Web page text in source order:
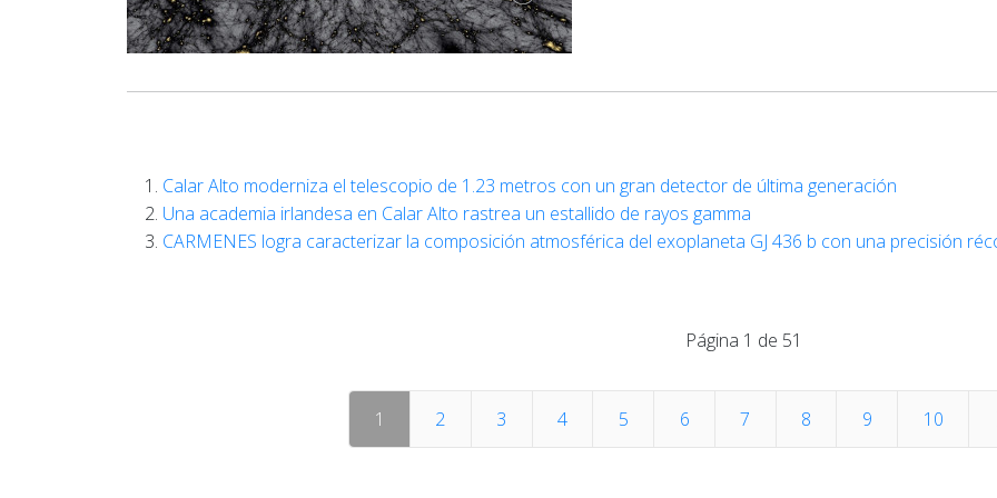
Calar Alto moderniza el telescopio de 1.23 metros con un gran detector de última generación
Una academia irlandesa en Calar Alto rastrea un estallido de rayos gamma
CARMENES logra caracterizar la composición atmosférica del exoplaneta GJ 436 b con una precisión
Página 1 de 51
1 2 3 4 5 6 7 8 9 10